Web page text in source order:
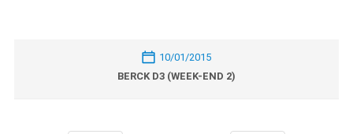
10/01/2015
BERCK D3 (WEEK-END 2)